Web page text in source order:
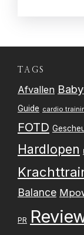
TAGS
Afvallen
Guide cardio
FOTD
Hardlopen
Balance
PR